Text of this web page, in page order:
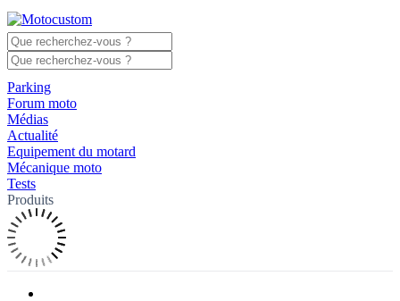
Parking
Forum moto
Médias
Actualité
Equipement du motard
Mécanique moto
Tests
Produits